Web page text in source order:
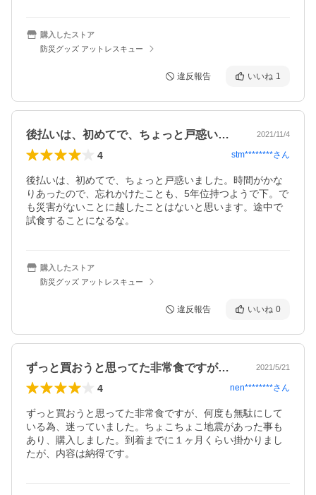
購入したストア
防災グッズ アットレスキュー
違反報告 いいね 1
後払いは、初めてで、ちょっと戸惑いまし… 2021/11/4
4 stm********さん
後払いは、初めてで、ちょっと戸惑いました。時間がかな
りあったので、忘れかけたことも、5年位持つようで下。で
も災害がないことに越したことはないと思います。途中で
試食することになるな。
購入したストア
防災グッズ アットレスキュー
違反報告 いいね 0
ずっと買おうと思ってた非常食ですが、何… 2021/5/21
4 nen********さん
ずっと買おうと思ってた非常食ですが、何度も無駄にして
いる為、迷っていました。ちょこちょこ地震があった事も
あり、購入しました。到着までに１ヶ月くらい掛かりまし
たが、内容は納得です。